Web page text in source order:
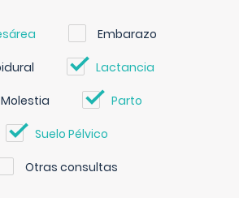
Embarazo
Lactancia
Molestia Parto
Suelo Pélvico
Otras consultas